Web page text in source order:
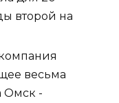
второй на
весьма
Омск -